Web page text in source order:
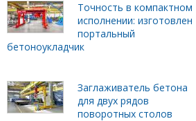
Точность в компактном
исполнении: изготовлен
портальный
бетоноукладчик
Заглаживатель бетона
для двух рядов
поворотных столов